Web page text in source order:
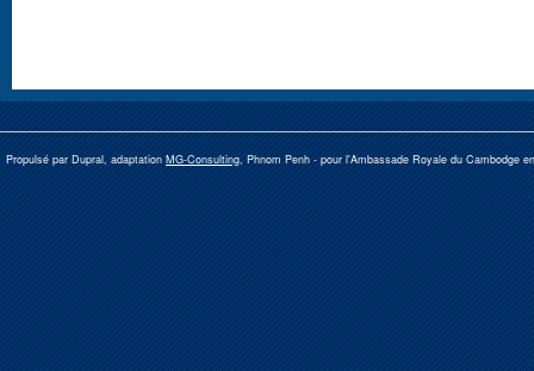
Propulsé par Dupral, adaptation MG-Consulting, Phnom Penh - pour l'Ambassade Royale du Cambodge